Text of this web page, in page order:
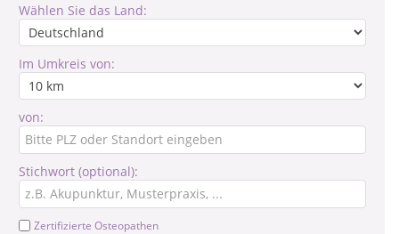
Wählen Sie das Land:
Im Umkreis von:
von:
Stichwort (optional):
Zertifizierte Osteopathen